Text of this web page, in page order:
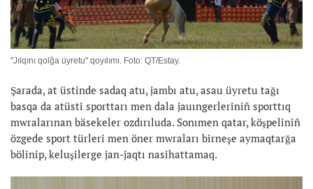
"Jılqını qolğa üyretu" qoyılımı. Foto: QT/Estay.
Şarada, at üstinde sadaq atu, jambı atu, asau üyretu tağı
basqa da atüsti sporttarı men dala jauıngerleriniñ sporttıq
mwralarınan bäsekeler ozdırıluda. Sonımen qatar, köşpeliniñ
özgede sport türleri men öner mwraları birneşe aymaqtarğa
bölinip, keluşilerge jan-jaqtı nasihattamaq.